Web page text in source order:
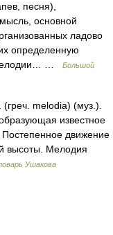
песня),
основной
ладово
определенную
мелодии… …
Большой
melodia) (муз.).
известное
движение
высоты. Мелодия
Ушакова